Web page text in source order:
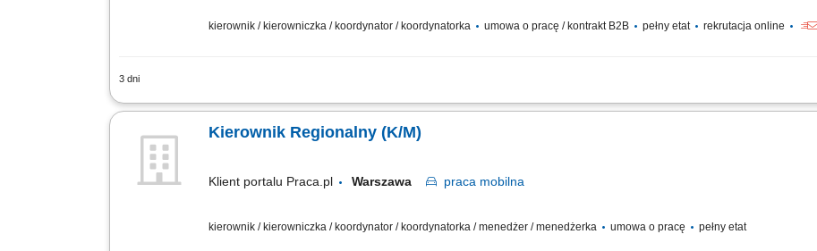
kierownik / kierowniczka / koordynator / koordynatorka umowa o pracę / kontrakt B2B pełny etat rekrutacja online
3 dni
Twój zakres obowiązków Aktywne pozyskiwanie nowych klientów biznesowych (zakłady produkcyjne, branża spożywcza,
Kierownik Regionalny (K/M)
Klient portalu Praca.pl Warszawa praca mobilna
kierownik / kierowniczka / koordynator / koordynatorka / menedżer / menedżerka umowa o pracę pełny etat